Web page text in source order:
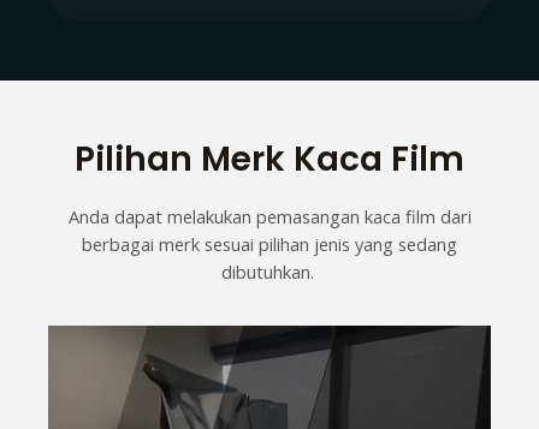
Pilihan Merk Kaca Film
Anda dapat melakukan pemasangan kaca film dari
berbagai merk sesuai pilihan jenis yang sedang
dibutuhkan.